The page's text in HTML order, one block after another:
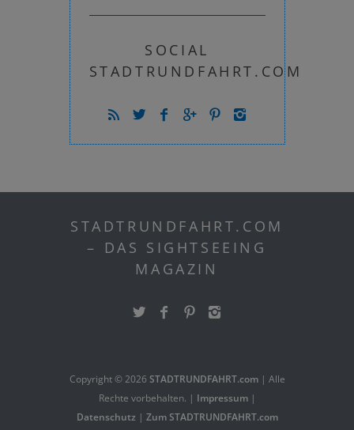
SOCIAL
STADTRUNDFAHRT.COM
STADTRUNDFAHRT.COM
– DAS SIGHTSEEING
MAGAZIN
Copyright ©2026 STADTRUNDFAHRT.com| Alle
Rechte vorbehalten. | Impressum|
Datenschutz| Zum STADTRUNDFAHRT.com